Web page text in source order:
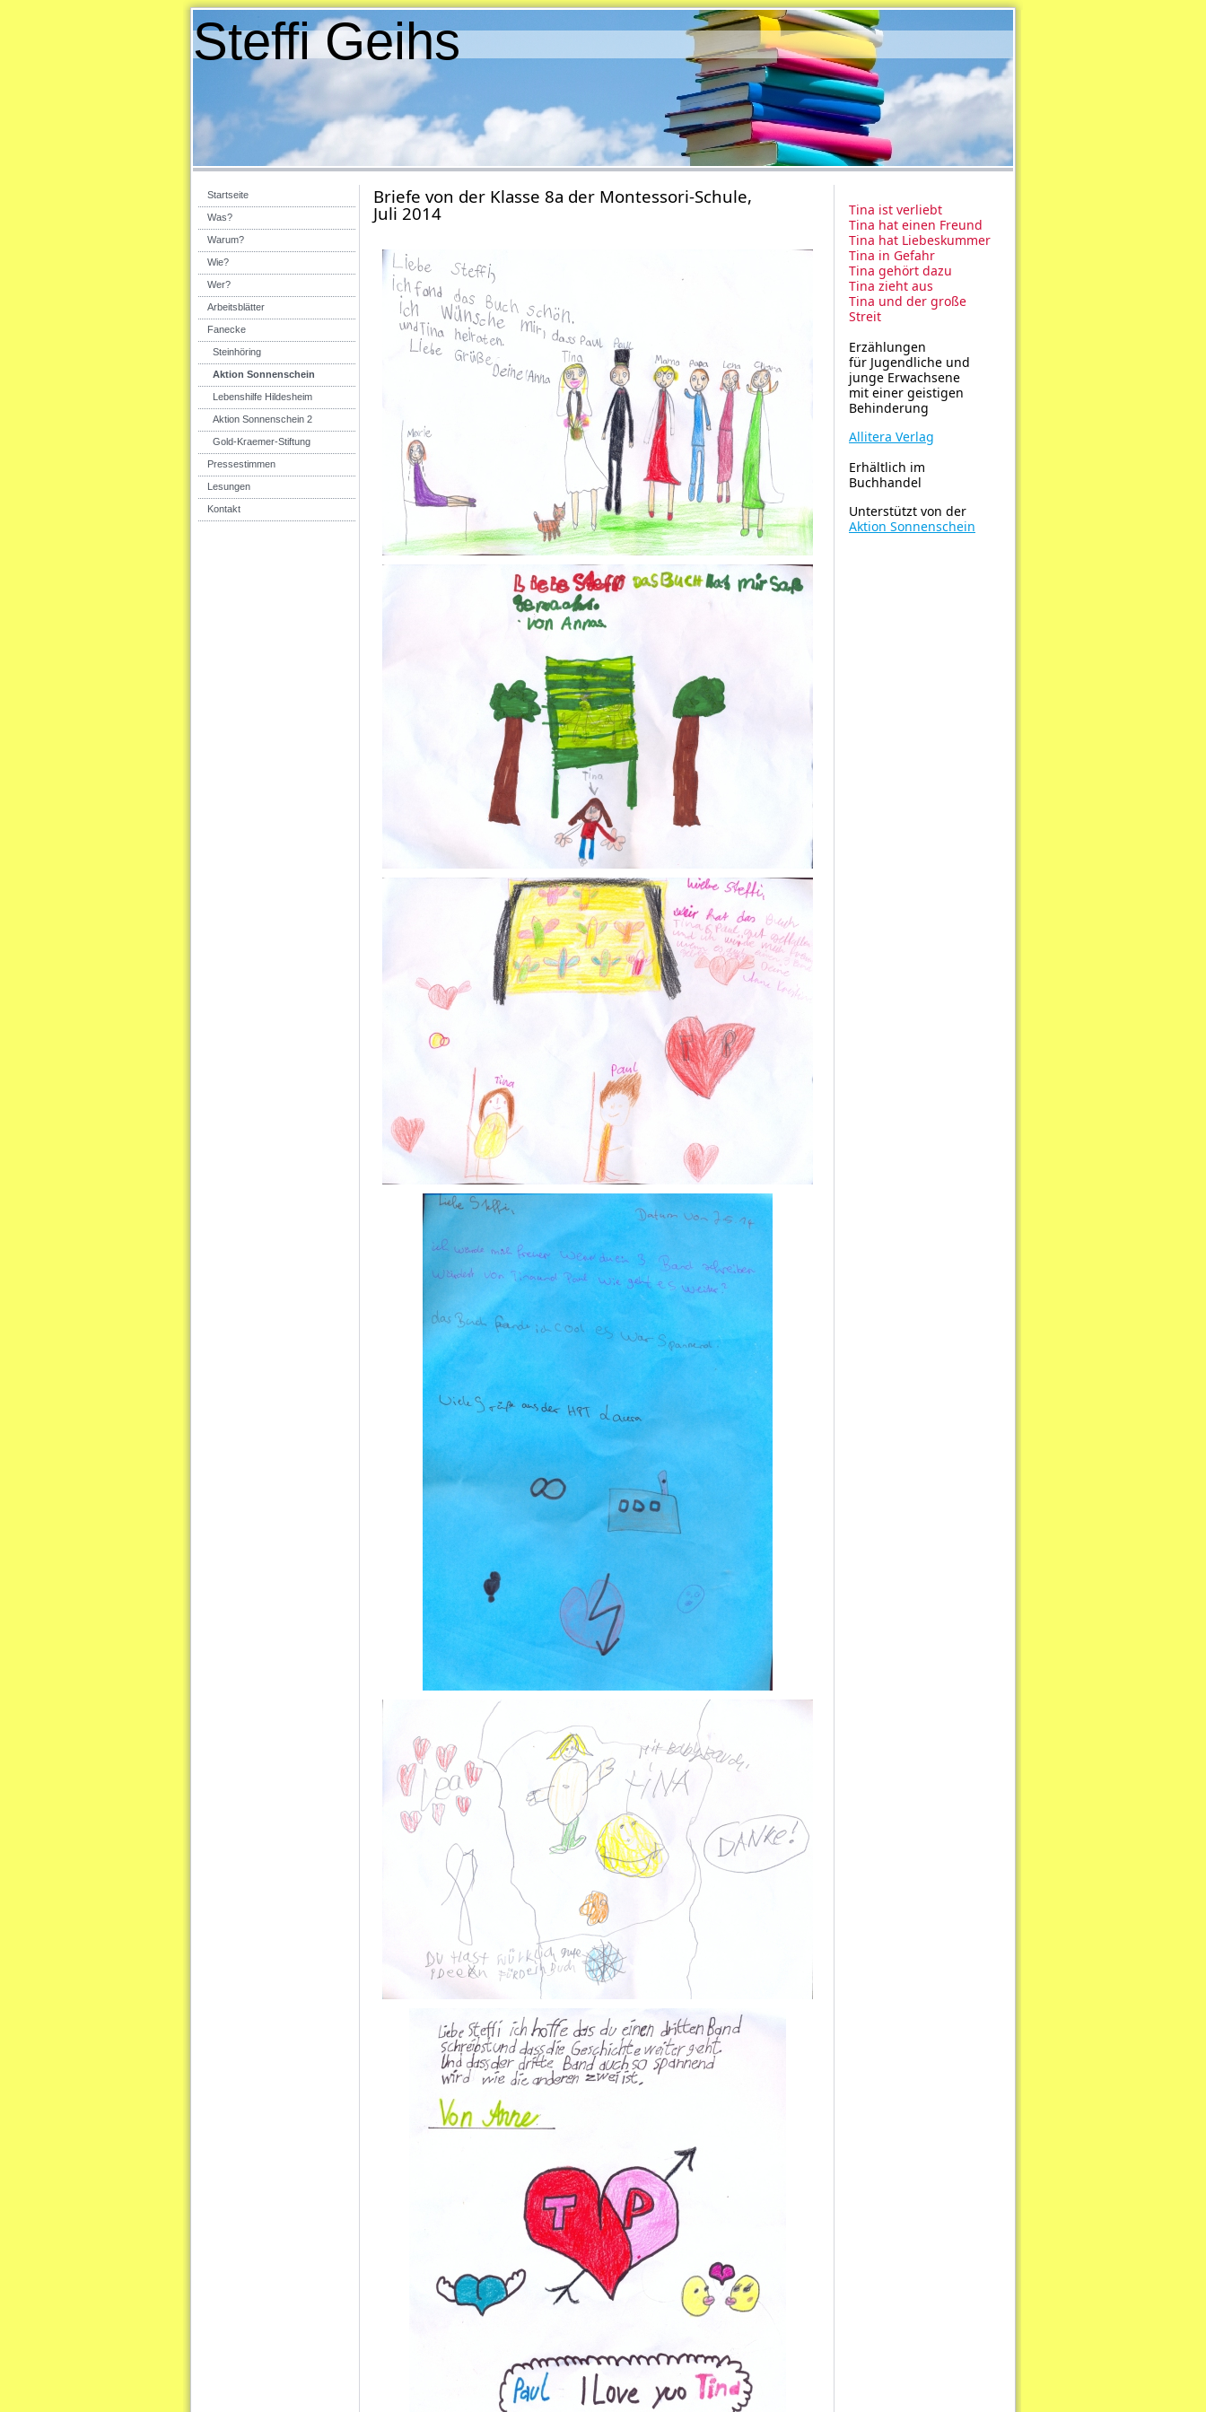
Steffi Geihs
Startseite
Was?
Warum?
Wie?
Wer?
Arbeitsblätter
Fanecke
Steinhöring
Aktion Sonnenschein
Lebenshilfe Hildesheim
Aktion Sonnenschein 2
Gold-Kraemer-Stiftung
Pressestimmen
Lesungen
Kontakt
Briefe von der Klasse 8a der Montessori-Schule,
Juli 2014
Tina ist verliebt
Tina hat einen Freund
Tina hat Liebeskummer
Tina in Gefahr
Tina gehört dazu
Tina zieht aus
Tina und der große
Streit
Erzählungen
für Jugendliche und
junge Erwachsene
mit einer geistigen
Behinderung
Allitera Verlag
Erhältlich im
Buchhandel
Unterstützt von der
Aktion Sonnenschein